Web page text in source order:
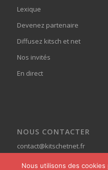
Lexique
Devenez partenaire
Diffusez kitsch et net
Nos invités
En direct
NOUS CONTACTER
contact@kitschetnet.fr
Nous utilisons des